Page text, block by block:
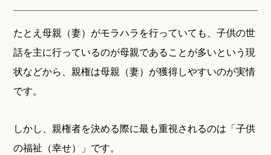
たとえ母親（妻）がモラハラを行っていても、子供の世
話を主に行っているのが母親であることが多いという現
状などから、親権は母親（妻）が獲得しやすいのが実情
です。
しかし、親権者を決める際に最も重視されるのは「子供
の福祉（幸せ）」です。